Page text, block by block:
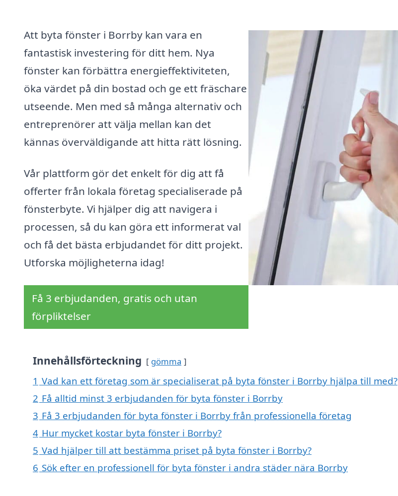
Att byta fönster i Borrby kan vara en
fantastisk investering för ditt hem. Nya
fönster kan förbättra energieffektiviteten,
öka värdet på din bostad och ge ett fräschare
utseende. Men med så många alternativ och
entreprenörer att välja mellan kan det
kännas överväldigande att hitta rätt lösning.
Vår plattform gör det enkelt för dig att få
offerter från lokala företag specialiserade på
fönsterbyte. Vi hjälper dig att navigera i
processen, så du kan göra ett informerat val
och få det bästa erbjudandet för ditt projekt.
Utforska möjligheterna idag!
Få 3 erbjudanden, gratis och utan
förpliktelser
Innehållsförteckning gömma
1 Vad kan ett företag som är specialiserat på byta fönster i Borrby hjälpa till med?
2 Få alltid minst 3 erbjudanden för byta fönster i Borrby
3 Få 3 erbjudanden för byta fönster i Borrby från professionella företag
4 Hur mycket kostar byta fönster i Borrby?
5 Vad hjälper till att bestämma priset på byta fönster i Borrby?
6 Sök efter en professionell för byta fönster i andra städer nära Borrby